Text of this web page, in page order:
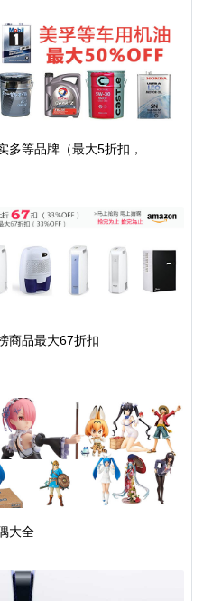
多等品牌（最大5折扣，
商品最大67折扣
大全